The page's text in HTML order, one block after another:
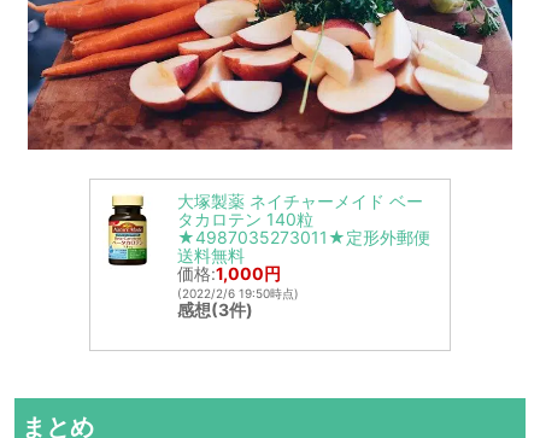
大塚製薬 ネイチャーメイド ベー
タカロテン 140粒
★4987035273011★定形外郵便
送料無料
価格:1,000円
(2022/2/6 19:50時点)
感想(3件)
まとめ